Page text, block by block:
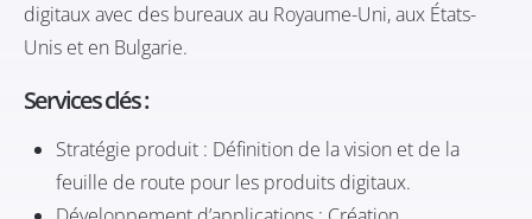
digitaux avec des bureaux au Royaume-Uni, aux États-
Unis et en Bulgarie.​
Services clés :
Stratégie produit : Définition de la vision et de la
feuille de route pour les produits digitaux.​